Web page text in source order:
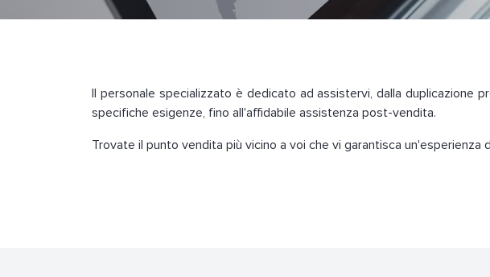
Il personale specializzato è dedicato ad assistervi, dalla
specifiche esigenze, fino all'affidabile assistenza post-vendita.
Trovate il punto vendita più vicino a voi che vi garantisca un'esperienza